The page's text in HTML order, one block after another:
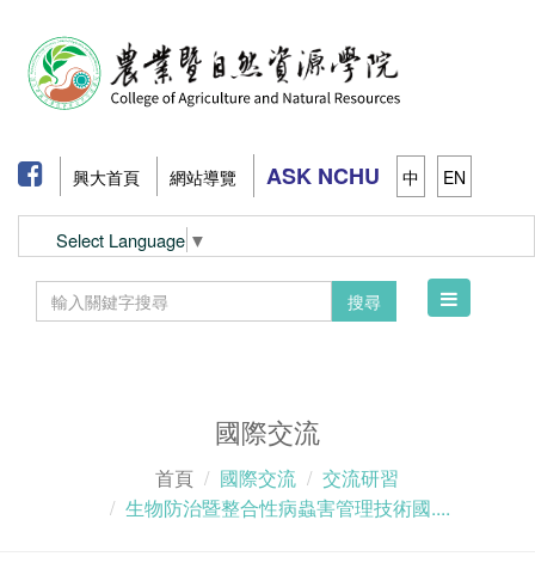
興大首頁 網站導覽 ASK NCHU 中 EN
Select Language ▼
搜尋
Toggle
國際交流
首頁 國際交流
交流研習
生物防治暨整合性病蟲害管理技術國....